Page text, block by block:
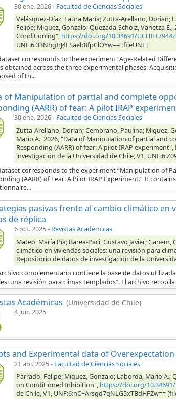
30 ene. 2026- Facultad de Ciencias Sociales
Velásquez-Díaz, Laura María; Zutta-Arellano, Dorian;
Felipe; Miguez, Gonzalo; Quezada-Scholz, Vanetza
Conditioning", https://doi.org/10.34691/UCHILE/
UNF:6:33NhgIrJ4LSaeb8fpClOYw== [fileUNF]
corresponds to the experiment “Age-Related
obtained across the three experimental phases:
of th...
of Manipulation of partial and complete
(AARR) of fear: A pilot IRAP
30 ene. 2026- Facultad de Ciencias Sociales
Zutta-Arellano, Dorian; Cembrano, Paulina; Miguez,
Mario A., 2026, "Data of Manipulation of partial and
Responding (AARR) of fear: A pilot IRAP experiment",
investigación de la Universidad de Chile, V1,
corresponds to the experiment “Manipulation of
(AARR) of Fear: A Pilot IRAP Experiment.” It
pasivas frente al cambio climático en
de réplica
6 oct. 2025- Revistas Académicas
Mateo, María Pía; Barea-Paci, Gustavo Javier;
climático en viviendas sociales: una revisión para
Repositorio de datos de investigación de la
complementario contiene la base de datos
una revisión para climas templados”. El archivo
Académicas (Universidad de Chile)
4 jun. 2025
and Experimental data of
21 abr. 2025- Facultad de Ciencias Sociales
Parrado, Felipe; Miguez, Gonzalo; Laborda, Mario
on Conditioned Inhibition", https://doi.org/10.34691/
de Chile, V1, UNF:6:nC+Arsgd7qNLG5xTBdHFZw==